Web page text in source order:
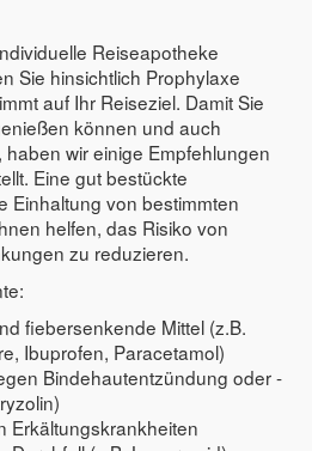
Reiseapotheke
Sie hinsichtlich Prophylaxe
auf Ihr Reiseziel. Damit Sie
können und auch
wir einige Empfehlungen
Eine gut bestückte
Einhaltung von bestimmten
helfen, das Risiko von
zu reduzieren.
fiebersenkende Mittel (z.B.
Ibuprofen, Paracetamol)
Bindehautentzündung oder -
Erkältungskrankheiten